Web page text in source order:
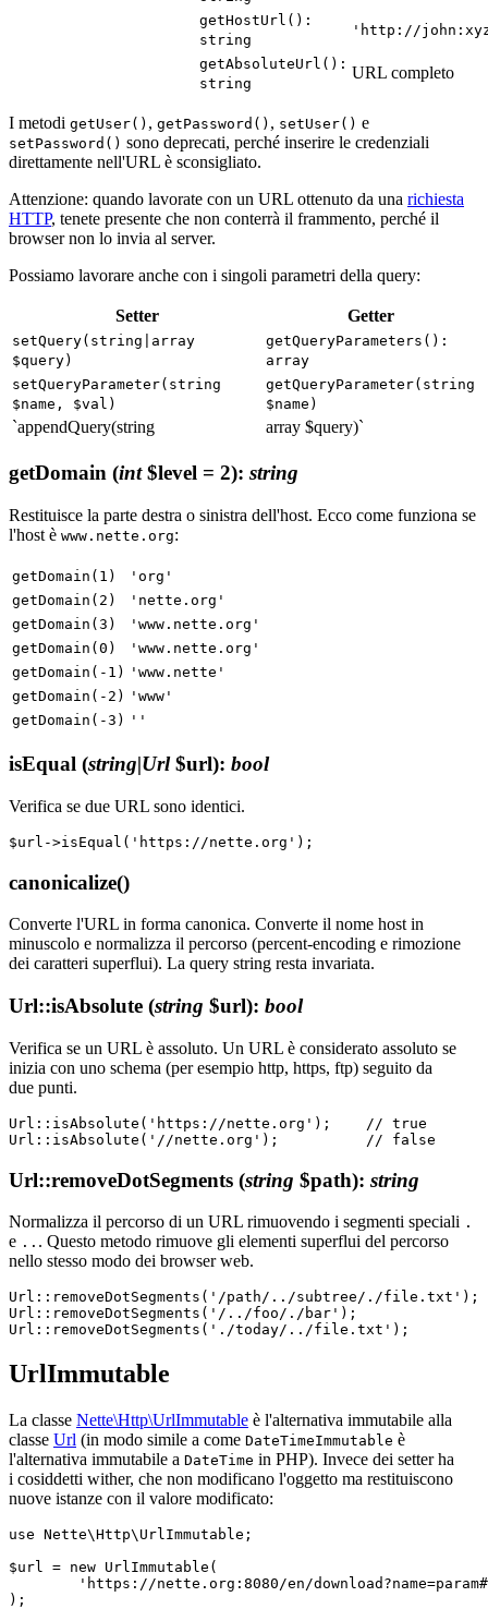
getHostUrl():
string
'http://
getAbsoluteUrl():
string
URL completo
I metodi getUser() , getPassword() , setUser() e
setPassword() sono deprecati, perché inserire le credenziali
direttamente nell'URL è sconsigliato.
Attenzione: quando lavorate con un URL ottenuto da una richiesta
HTTP, tenete presente che non conterrà il frammento, perché il
browser non lo invia al server.
Possiamo lavorare anche con i singoli parametri della query:
Setter Getter
setQuery(string|array
$query)
getQueryParameters():
array
setQueryParameter(string
$name, $val)
getQueryParameter(string
$name)
`appendQuery(string array $query)`
getDomain (int$level = 2): string
Restituisce la parte destra o sinistra dell'host. Ecco come funziona se
l'host è www.nette.org:
getDomain(1)
'org'
getDomain(2)
'nette.org'
getDomain(3)
'www.nette.org'
getDomain(0)
'www.nette.org'
getDomain(-1)
'www.nette'
getDomain(-2)
'www'
getDomain(-3)
''
isEqual (string|Url$url): bool
Verifica se due URL sono identici.
canonicalize()
Converte l'URL in forma canonica. Converte il nome host in
minuscolo e normalizza il percorso (percent-encoding e rimozione
dei caratteri superflui). La query string resta invariata.
Url::isAbsolute (string $url): bool
Verifica se un URL è assoluto. Un URL è considerato assoluto se
inizia con uno schema (per esempio http, https, ftp) seguito da
due punti.
Url::isAbsolute('https://nette.org');    // true
Url::removeDotSegments (string $path): string
Normalizza il percorso di un URL rimuovendo i segmenti speciali .
e .. . Questo metodo rimuove gli elementi superflui del percorso
nello stesso modo dei browser web.
Url::removeDotSegments('/path/../subtree/./
Url::removeDotSegments('/../foo/./bar');
UrlImmutable
La classe Nette\Http\UrlImmutable è l'alternativa immutabile alla
classe Url (in modo simile a come DateTimeImmutable è
l'alternativa immutabile a DateTime in PHP). Invece dei setter ha
i cosiddetti wither, che non modificano l'oggetto ma restituiscono
nuove istanze con il valore modificato:
use Nette\Http\UrlImmutable;
$url = new UrlImmutable(
);